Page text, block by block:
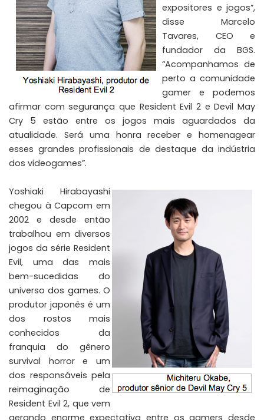
expositores e jogos”,
disse Marcelo
Tavares, CEO e
fundador da BGS.
“Acompanhamos de
perto a comunidade
gamer e podemos
afirmar com segurança que Resident Evil 2 e Devil May
Cry 5 estão entre os jogos mais aguardados da
atualidade. Será uma honra receber e homenagear
esses grandes profissionais de destaque da indústria
dos videogames”.
Yoshiaki Hirabayashi
chegou à Capcom em
2002 e desde então
trabalhou em diversos
jogos da série Resident
Evil, uma das mais
bem-sucedidas do
universo dos games. O
produtor japonês é um
dos rostos mais
conhecidos da
franquia do gênero
survival horror e um
dos responsáveis pela
reimaginação de
Resident Evil 2, que vem
gerando enorme expectativa entre os gamers desde